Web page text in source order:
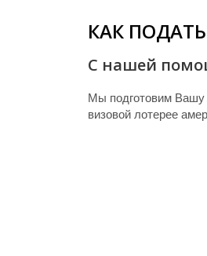
КАК
С нашей
Мы подготовим Вашу
визовой лотерее